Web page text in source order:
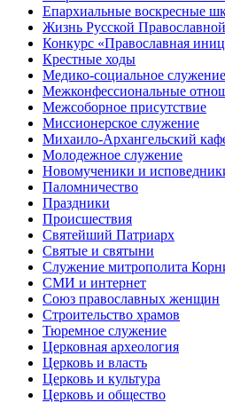
Епархиальные воскресные
Жизнь Русской
Конкурс «Православная
Крестные ходы
Медико-социальное
Межконфессиональные
Межсоборное присутствие
Миссионерское служение
Михаило-Архангельский
Молодежное служение
Новомученики и
Паломничество
Праздники
Происшествия
Святейший Патриарх
Святые и святыни
Служение митрополита
СМИ и интернет
Союз православных женщин
Строительство храмов
Тюремное служение
Церковная археология
Церковь и власть
Церковь и культура
Церковь и общество